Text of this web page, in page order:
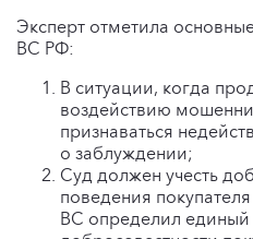
Эксперт отметила
ВС РФ:
В ситуации, когда
воздействию
признаваться
о заблуждении;
Суд должен учесть
поведения
ВС определил единый